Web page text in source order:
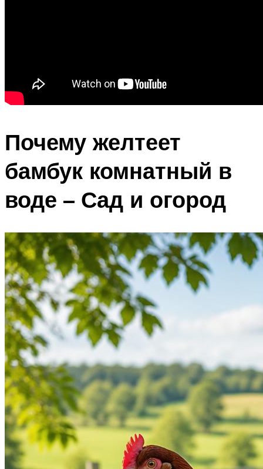
Почему желтеет
бамбук комнатный в
воде – Сад и огород